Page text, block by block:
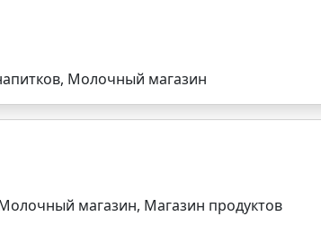
Молочный магазин
магазин, Магазин продуктов